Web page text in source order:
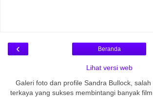
‹ Beranda
Lihat versi web
Galeri foto dan profile Sandra Bullock,
terkaya yang sukses membintangi banyak